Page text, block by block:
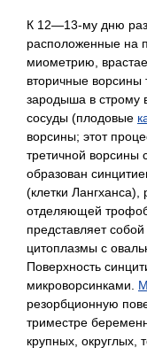
К 12—13-му дню
расположенные на
миометрию,
вторичные ворсины
зародыша в строму
сосуды (плодовые
ворсины; этот
третичной ворсины
образован
(клетки
отделяющей
представляет
цитоплазмы с
Поверхность
микроворсинками.
резорбционную
триместре
крупных, округлых,